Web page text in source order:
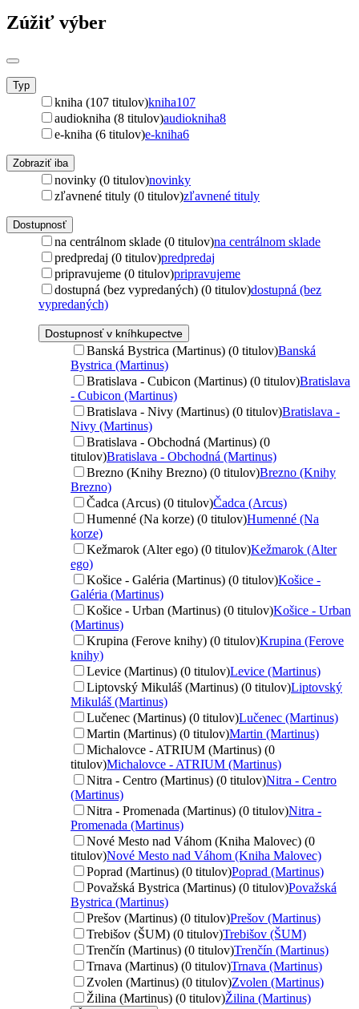
Zúžiť výber
Typ
kniha (107 titulov)kniha107
audiokniha (8 titulov)audiokniha8
e-kniha (6 titulov)e-kniha6
Zobraziť iba
novinky (0 titulov)novinky
zľavnené tituly (0 titulov)zľavnené tituly
Dostupnosť
na centrálnom sklade (0 titulov)na centrálnom sklade
predpredaj (0 titulov)predpredaj
pripravujeme (0 titulov)pripravujeme
dostupná (bez vypredaných) (0 titulov)dostupná (bez
vypredaných)
Dostupnosť v kníhkupectve
Banská Bystrica (Martinus) (0 titulov)Banská
Bystrica (Martinus)
Bratislava - Cubicon (Martinus) (0 titulov)Bratislava
- Cubicon (Martinus)
Bratislava - Nivy (Martinus) (0 titulov)Bratislava -
Nivy (Martinus)
Bratislava - Obchodná (Martinus) (0
titulov)Bratislava - Obchodná (Martinus)
Brezno (Knihy Brezno) (0 titulov)Brezno (Knihy
Brezno)
Čadca (Arcus) (0 titulov)Čadca (Arcus)
Humenné (Na korze) (0 titulov)Humenné (Na
korze)
Kežmarok (Alter ego) (0 titulov)Kežmarok (Alter
ego)
Košice - Galéria (Martinus) (0 titulov)Košice -
Galéria (Martinus)
Košice - Urban (Martinus) (0 titulov)Košice - Urban
(Martinus)
Krupina (Ferove knihy) (0 titulov)Krupina (Ferove
knihy)
Levice (Martinus) (0 titulov)Levice (Martinus)
Liptovský Mikuláš (Martinus) (0 titulov)Liptovský
Mikuláš (Martinus)
Lučenec (Martinus) (0 titulov)Lučenec (Martinus)
Martin (Martinus) (0 titulov)Martin (Martinus)
Michalovce - ATRIUM (Martinus) (0
titulov)Michalovce - ATRIUM (Martinus)
Nitra - Centro (Martinus) (0 titulov)Nitra - Centro
(Martinus)
Nitra - Promenada (Martinus) (0 titulov)Nitra -
Promenada (Martinus)
Nové Mesto nad Váhom (Kniha Malovec) (0
titulov)Nové Mesto nad Váhom (Kniha Malovec)
Poprad (Martinus) (0 titulov)Poprad (Martinus)
Považská Bystrica (Martinus) (0 titulov)Považská
Bystrica (Martinus)
Prešov (Martinus) (0 titulov)Prešov (Martinus)
Trebišov (ŠUM) (0 titulov)Trebišov (ŠUM)
Trenčín (Martinus) (0 titulov)Trenčín (Martinus)
Trnava (Martinus) (0 titulov)Trnava (Martinus)
Zvolen (Martinus) (0 titulov)Zvolen (Martinus)
Žilina (Martinus) (0 titulov)Žilina (Martinus)